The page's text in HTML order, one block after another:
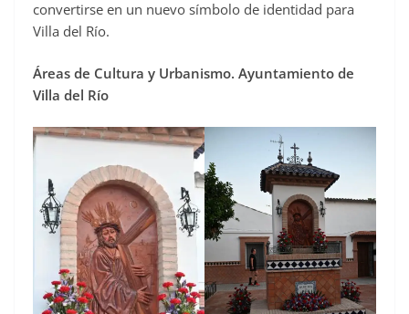
convertirse en un nuevo símbolo de identidad para
Villa del Río.
Áreas de Cultura y Urbanismo. Ayuntamiento de
Villa del Río